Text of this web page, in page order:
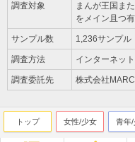
調査対象
まんが王国ま
をメイン且つ
サンプル数 1,236サンプル
調査方法 インターネッ
調査委託先 株式会社
トップ 女性/少女 青年/